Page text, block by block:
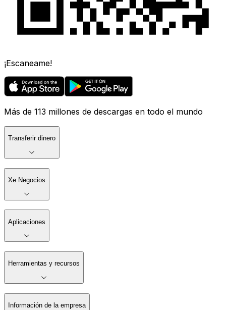
¡Escaneame!
Más de 113 millones de descargas en todo el mundo
Transferir dinero
Xe Negocios
Aplicaciones
Herramientas y recursos
Información de la empresa